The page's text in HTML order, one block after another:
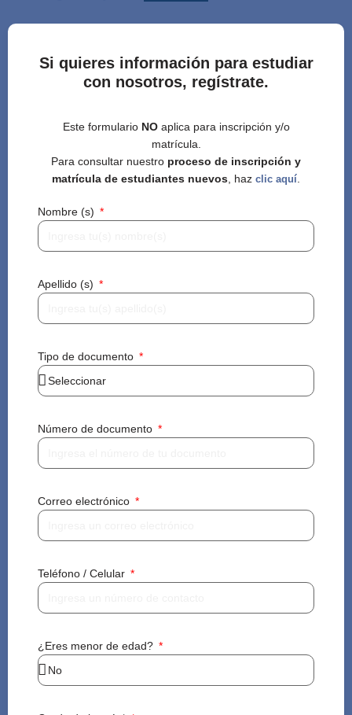
Si quieres información para estudiar
con nosotros, regístrate.
Este formulario NOaplica para inscripción y/o
matrícula.
Para consultar nuestro proceso de inscripción y
matrícula de estudiantes nuevos , haz clic aquí
Nombre (s)
Apellido (s)
Tipo de documento
Número de documento
Correo electrónico
Teléfono / Celular
¿Eres menor de edad?